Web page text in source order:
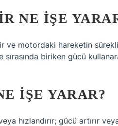
NE IŞE
ve motordaki hareketin
biriken gücü
IŞE YARAR?
hızlandırır; gücü artırır